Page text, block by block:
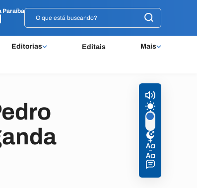
Paraíba
Editorias Editais Mais
Paraíba